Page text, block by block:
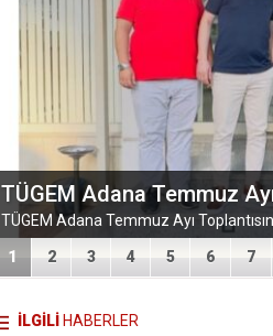
EĞİTİM-BİR-SEN ADANA
VEFA VE DAYANIŞMA
1 2 3 4 5 6 7
İLGİLİ HABERLER